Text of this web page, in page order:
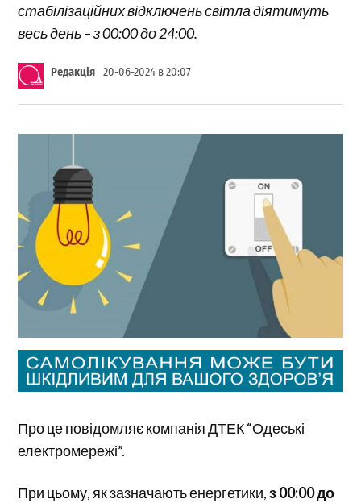
стабілізаційних відключень світла діятимуть
весь день – з 00:00 до 24:00.
Редакція 20-06-2024 в 20:07
Про це повідомляє компанія ДТЕК “Одеські
електромережі”.
При цьому, як зазначають енергетики,з 00:00 до